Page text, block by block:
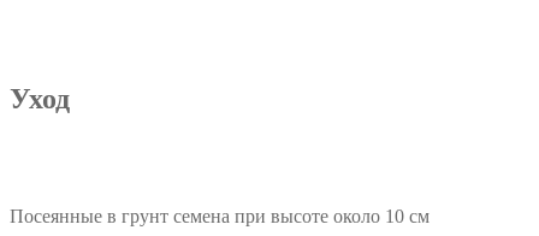
Уход
Посеянные в грунт семена при высоте около 10 см